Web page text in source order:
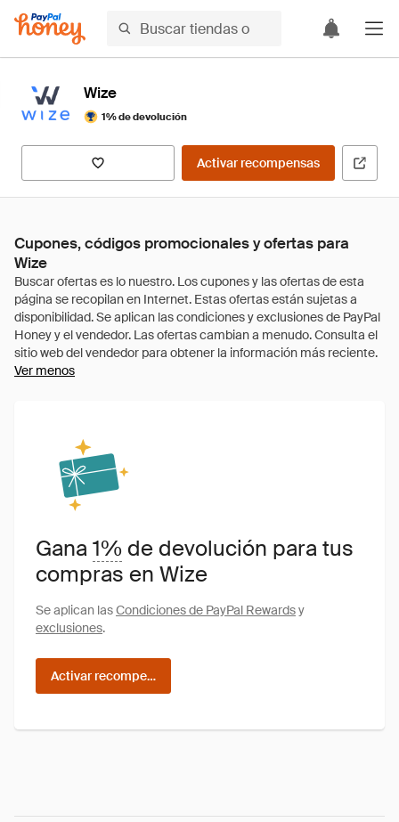
Wize
1% de devolución
Activar recompensas
Cupones, códigos promocionales y ofertas para
Wize
Ver menos
Gana1% de devolución para tus
compras en Wize
Se aplican lasCondiciones de PayPal Rewardsy
exclusiones.
Activar recompensas